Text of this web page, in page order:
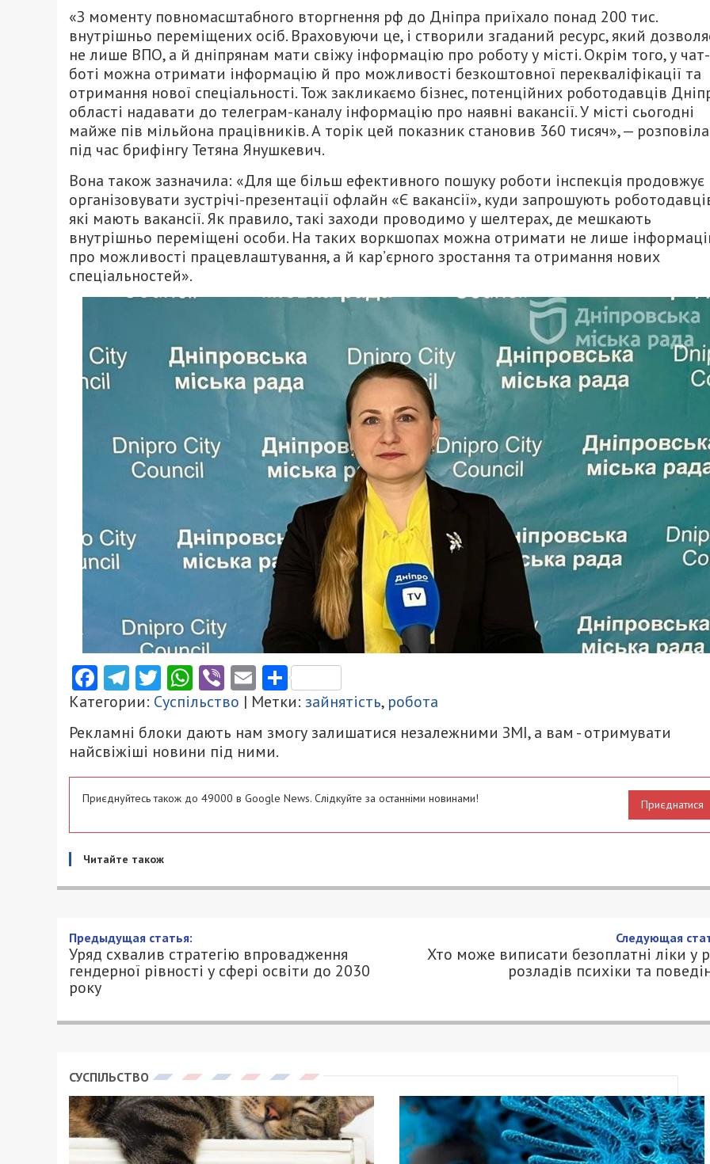
«З моменту повномасштабного вторгнення рф до Дніпра приїхало понад 200 тис.
внутрішньо переміщених осіб. Враховуючи це, і створили згаданий ресурс, який
не лише ВПО, а й дніпрянам мати свіжу інформацію про роботу у місті. Окрім того, у чат-
боті можна отримати інформацію й про можливості безкоштовної перекваліфікації та
отримання нової спеціальності. Тож закликаємо бізнес, потенційних роботодавців
області надавати до телеграм-каналу інформацію про наявні вакансії. У місті сьогодні
майже пів мільйона працівників. А торік цей показник становив 360 тисяч», — розповіла
під час брифінгу Тетяна Янушкевич.
Вона також зазначила: «Для ще більш ефективного пошуку роботи інспекція продовжує
організовувати зустрічі-презентації офлайн «Є вакансії», куди запрошують
які мають вакансії. Як правило, такі заходи проводимо у шелтерах, де мешкають
внутрішньо переміщені особи. На таких воркшопах можна отримати не лише
про можливості працевлаштування, а й кар’єрного зростання та отримання нових
спеціальностей».
Facebook
Telegram
Twitter
WhatsApp
ViberEmailПоділитися
Категории: Суспільство | Метки: зайнятість, робота
Рекламні блоки дають нам змогу залишатися незалежними ЗМІ, а вам - отримувати
найсвіжіші новини під ними.
Приєднуйтесь також до 49000 в Google News. Слідкуйте за останніми новинами! Приєднатися
Читайте також
Уряд схвалив стратегію впровадження гендерної рівності у
сфері освіти до 2030 року
25/12/2022 - 9:00
ПЕТРО ЩУКІН - СПЕЦИАЛЬНО ДЛЯ 49000.COM.UA
20 грудня 2022 року, Кабінет Міністрів України схвалив Стратегію впровадження
– 2024 роки.
Це знаковий день для всієї сфери освіти і науки України. Проєкт акта розроблено на
виконання пункту 2 Плану заходів з реалізації зобов’язань Уряду України, взятих у межах
міжнародної ініціативи «Партнерство Біарріц» з утвердження гендерної рівності,
затвердженого розпорядженням Кабінету Міністрів України від 16 грудня 2020 р. №